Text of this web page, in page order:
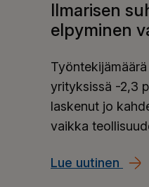
Ilmarisen
elpyminen
yrityksissä -2,3
laskenut jo
vaikka
Lue uutinen